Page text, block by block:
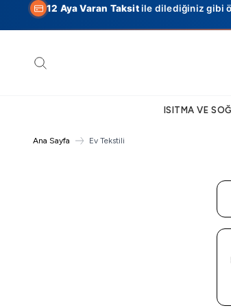
12 Aya Varan Taksitile dilediğiniz gibi
ISITMA VE
Ana Sayfa Ev Tekstili